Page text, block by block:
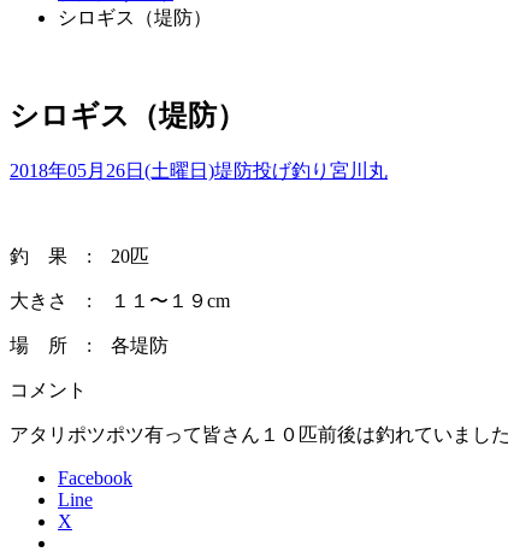
シロギス（堤防）
シロギス（堤防）
2018年05月26日(土曜日)堤防投げ釣り 宮川丸
釣 果 : 20匹
大きさ : １１〜１９cm
場 所 : 各堤防
コメント
アタリポツポツ有って皆さん１０匹前後は釣れていました
Facebook
Line
X